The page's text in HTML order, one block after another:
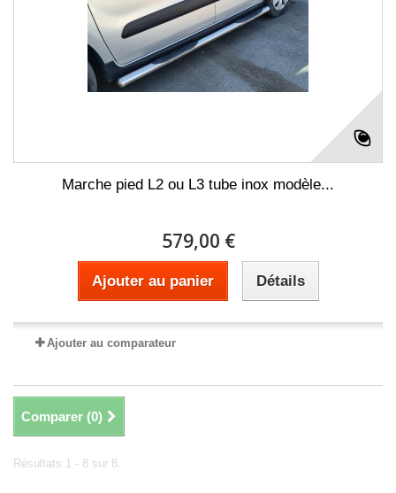
Marche pied L2 ou L3 tube inox modèle...
579,00 €
Ajouter au panier Détails
Ajouter au comparateur
Comparer (0)
Résultats 1 - 8 sur 8.